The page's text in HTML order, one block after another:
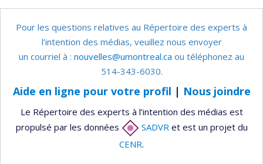
Pour les questions relatives au Répertoire des experts à
l’intention des médias, veuillez nous envoyer
un courriel à : nouvelles@umontreal.ca ou téléphonez au
514-343-6030.
Aide en ligne pour votre profil | Nous joindre
Le Répertoire des experts à l’intention des médias est
propulsé par les données
SADVR et est un projet du
CENR.